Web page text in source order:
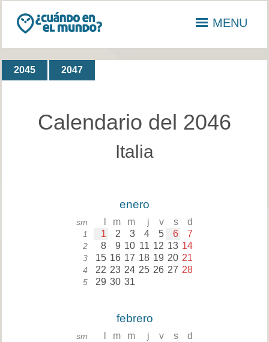
MENU
2045 2047
Calendario del 2046
Italia
enero
sm m m j v s d
1 1 2 3 4 5 6 7
2 8 9 10 11 12 13 14
3 15 16 17 18 19 20 21
4 22 23 24 25 26 27 28
5 29 30 31
febrero
sm m m j v s d